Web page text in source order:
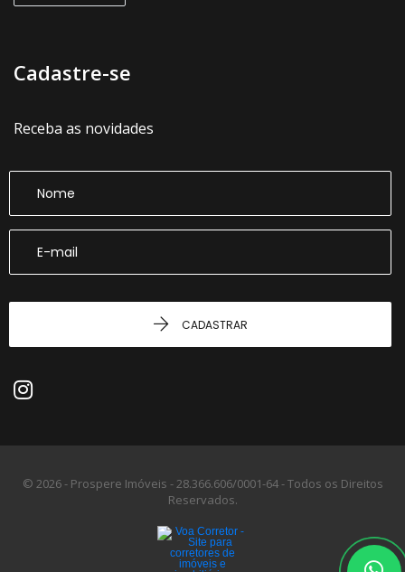
Cadastre-se
Receba as novidades
CADASTRAR
© 2026 - Prospere Imóveis -28.366.606/0001-64 -Todos os Direitos
Reservados.